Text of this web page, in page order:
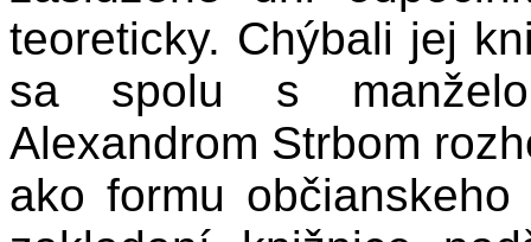
teoreticky. Chýbali jej
sa spolu s
Alexandrom Strbom
ako formu